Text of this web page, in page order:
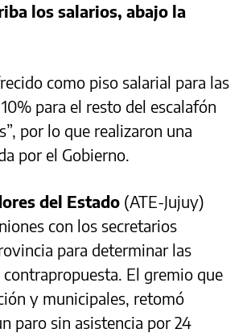
los salarios, abajo la
como piso salarial para las
para el resto del escalafón
por lo que realizaron una
por el Gobierno.
del Estado (ATE-Jujuy)
con los secretarios
para determinar las
El gremio que
y municipales, retomó
paro sin asistencia por 24